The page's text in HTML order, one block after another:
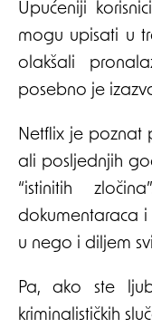
Upućeniji
mogu upisati u
olakšali
posebno je
Netflix je poznat
ali posljednjih
“istinitih
dokumentaraca i
u nego i diljem
Pa, ako ste
kriminalističkih